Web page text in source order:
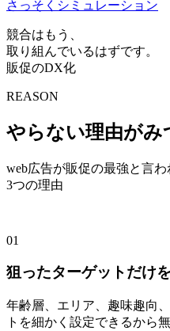
さっそくシミュレーション
競合はもう、
取り組んでいるはずです。
販促のDX化
REASON
やらない理由がみ
web広告が販促の最強と言わ
3つの理由
01
狙ったターゲットだけ
年齢層、エリア、趣味趣向
トを細かく設定できるから